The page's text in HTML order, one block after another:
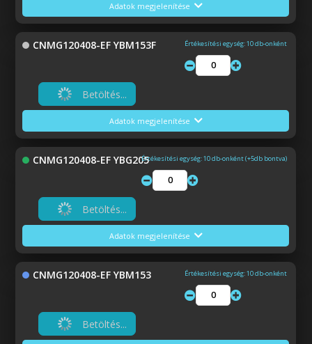
Adatok megjelenítése
CNMG120408-EF YBM153F
Betöltés...
Értékesítési egység: 10 db-onként
Adatok megjelenítése
CNMG120408-EF YBG205
Betöltés...
Értékesítési egység: 10 db-onként (+5db bontva)
Adatok megjelenítése
CNMG120408-EF YBM153
Betöltés...
Értékesítési egység: 10 db-onként